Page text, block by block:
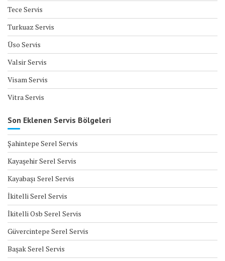
Tece Servis
Turkuaz Servis
Üso Servis
Valsir Servis
Visam Servis
Vitra Servis
Son Eklenen Servis Bölgeleri
Şahintepe Serel Servis
Kayaşehir Serel Servis
Kayabaşı Serel Servis
İkitelli Serel Servis
İkitelli Osb Serel Servis
Güvercintepe Serel Servis
Başak Serel Servis